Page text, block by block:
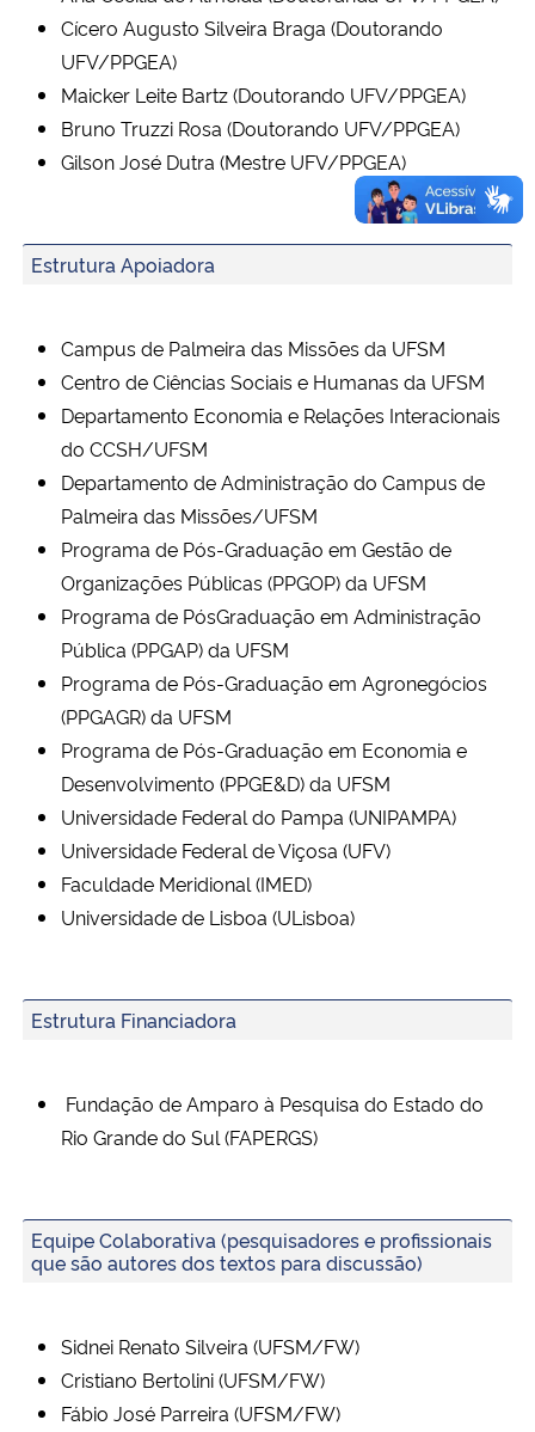
Cícero Augusto Silveira Braga (Doutorando
UFV/PPGEA)
Maicker Leite Bartz (Doutorando UFV/PPGEA)
Bruno Truzzi Rosa (Doutorando UFV/PPGEA)
Gilson José Dutra (Mestre UFV/PPGEA)
Estrutura Apoiadora
Campus de Palmeira das Missões da UFSM
Centro de Ciências Sociais e Humanas da UFSM
Departamento Economia e Relações Interacionais
do CCSH/UFSM
Departamento de Administração do Campus de
Palmeira das Missões/UFSM
Programa de Pós-Graduação em Gestão de
Organizações Públicas (PPGOP) da UFSM
Programa de PósGraduação em Administração
Pública (PPGAP) da UFSM
Programa de Pós-Graduação em Agronegócios
(PPGAGR) da UFSM
Programa de Pós-Graduação em Economia e
Desenvolvimento (PPGE&D) da UFSM
Universidade Federal do Pampa (UNIPAMPA)
Universidade Federal de Viçosa (UFV)
Faculdade Meridional (IMED)
Universidade de Lisboa (ULisboa)
Estrutura Financiadora
Fundação de Amparo à Pesquisa do Estado do
Rio Grande do Sul (FAPERGS)
Equipe Colaborativa (pesquisadores e profissionais
que são autores dos textos para discussão)
Sidnei Renato Silveira (UFSM/FW)
Cristiano Bertolini (UFSM/FW)
Fábio José Parreira (UFSM/FW)